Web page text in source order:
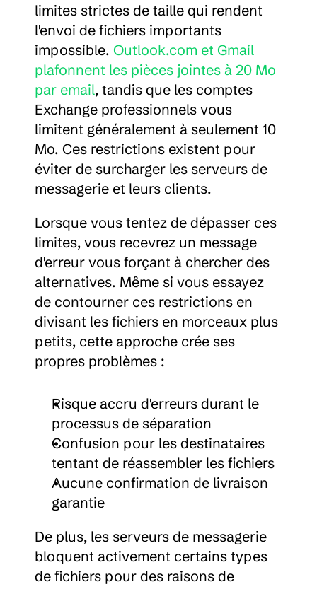
limites strictes de taille qui rendent
l'envoi de fichiers importants
impossible. Outlook.com et Gmail
plafonnent les pièces jointes à 20 Mo
par email, tandis que les comptes
Exchange professionnels vous
limitent généralement à seulement 10
Mo. Ces restrictions existent pour
éviter de surcharger les serveurs de
messagerie et leurs clients.
Lorsque vous tentez de dépasser ces
limites, vous recevrez un message
d'erreur vous forçant à chercher des
alternatives. Même si vous essayez
de contourner ces restrictions en
divisant les fichiers en morceaux plus
petits, cette approche crée ses
propres problèmes :
Risque accru d'erreurs durant le
processus de séparation
Confusion pour les destinataires
tentant de réassembler les fichiers
Aucune confirmation de livraison
garantie
De plus, les serveurs de messagerie
bloquent activement certains types
de fichiers pour des raisons de